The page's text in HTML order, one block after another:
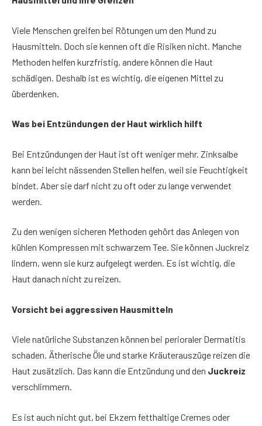
Viele Menschen greifen bei Rötungen um den Mund zu
Hausmitteln. Doch sie kennen oft die Risiken nicht. Manche
Methoden helfen kurzfristig, andere können die Haut
schädigen. Deshalb ist es wichtig, die eigenen Mittel zu
überdenken.
Was bei Entzündungen der Haut wirklich hilft
Bei Entzündungen der Haut ist oft weniger mehr. Zinksalbe
kann bei leicht nässenden Stellen helfen, weil sie Feuchtigkeit
bindet. Aber sie darf nicht zu oft oder zu lange verwendet
werden.
Zu den wenigen sicheren Methoden gehört das Anlegen von
kühlen Kompressen mit schwarzem Tee. Sie können Juckreiz
lindern, wenn sie kurz aufgelegt werden. Es ist wichtig, die
Haut danach nicht zu reizen.
Vorsicht bei aggressiven Hausmitteln
Viele natürliche Substanzen können bei perioraler Dermatitis
schaden. Ätherische Öle und starke Kräuterauszüge reizen die
Haut zusätzlich. Das kann die Entzündung und den Juckreiz
verschlimmern.
Es ist auch nicht gut, bei Ekzem fetthaltige Cremes oder